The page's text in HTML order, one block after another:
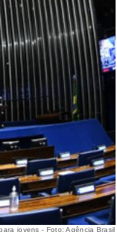
jovens - Foto: Agência Brasil